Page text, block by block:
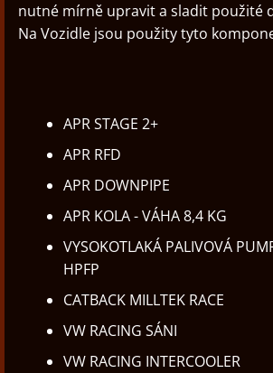
nutné mírně upravit a sladit použité
Na Vozidle jsou použity tyto
APR STAGE 2+
APR RFD
APR DOWNPIPE
APR KOLA - VÁHA 8,4 KG
VYSOKOTLAKÁ PALIVOVÁ
HPFP
CATBACK MILLTEK RACE
VW RACING SÁNI
VW RACING INTERCOOLER